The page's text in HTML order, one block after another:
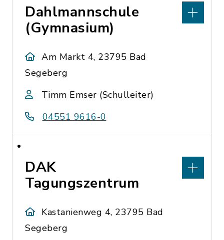
Dahlmannschule
(Gymnasium)
Am Markt 4, 23795 Bad
Segeberg
Timm Emser (Schulleiter)
04551 9616-0
DAK
Tagungszentrum
Kastanienweg 4, 23795 Bad
Segeberg